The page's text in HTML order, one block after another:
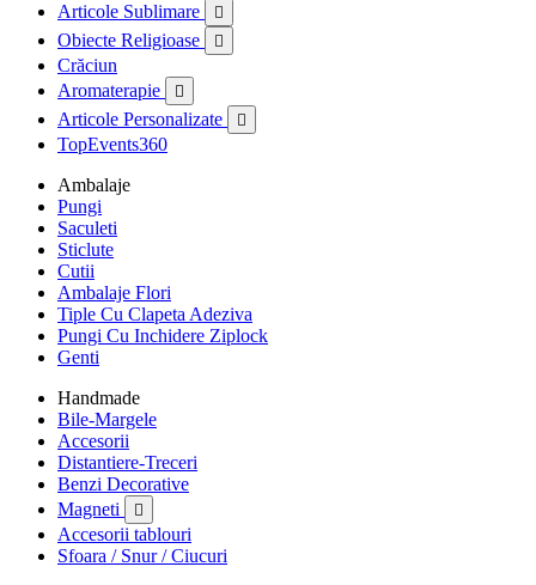
Articole Sublimare 
Obiecte Religioase 
Crăciun
Aromaterapie

Articole Personalizate 
TopEvents360
Ambalaje
Pungi
Saculeti
Sticlute
Cutii
Ambalaje Flori
Tiple Cu Clapeta Adeziva
Pungi Cu Inchidere Ziplock
Genti
Handmade
Bile-Margele
Accesorii
Distantiere-Treceri
Benzi Decorative
Magneti

Accesorii tablouri
Sfoara / Snur / Ciucuri